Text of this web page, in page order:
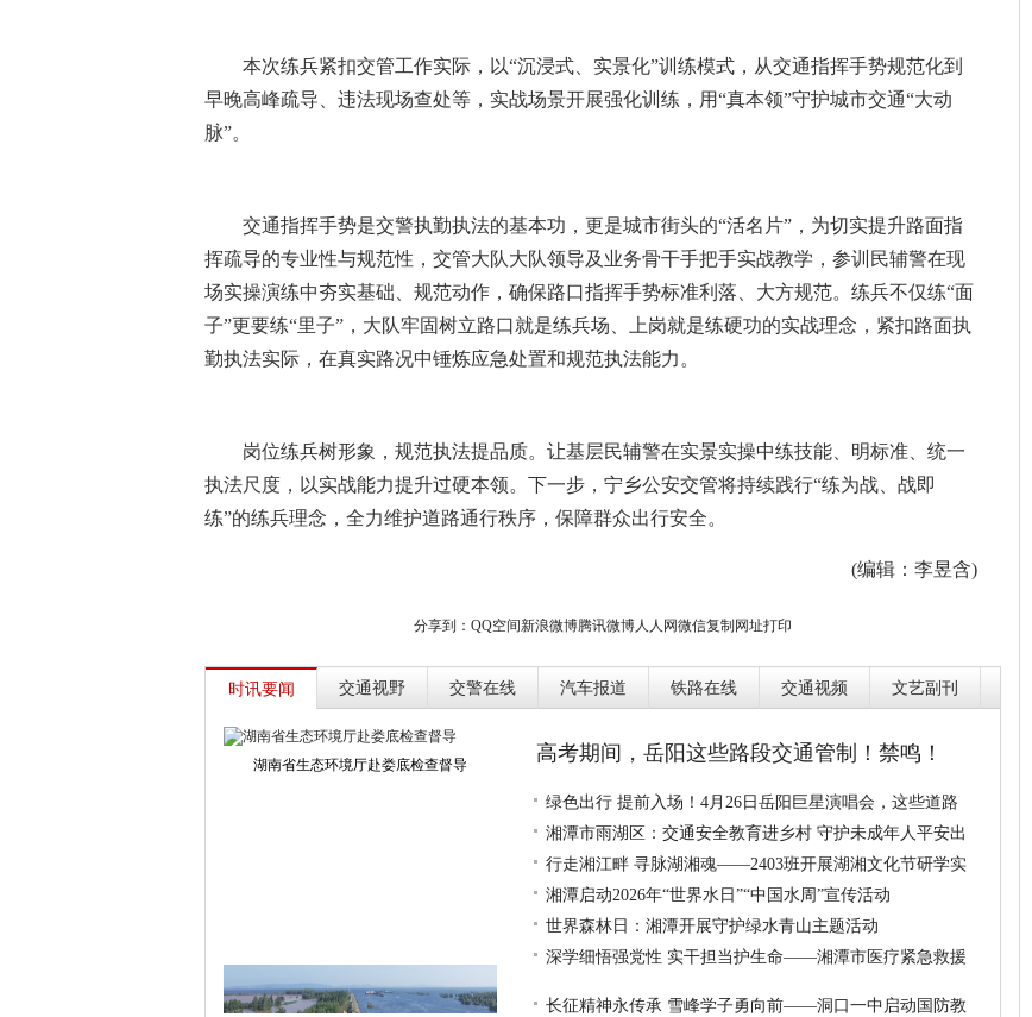
本次练兵紧扣交管工作实际，以“沉浸式、实景化”训练模式，从交通指挥手势规范化到
早晚高峰疏导、违法现场查处等，实战场景开展强化训练，用“真本领”守护城市交通“大动
脉”。
交通指挥手势是交警执勤执法的基本功，更是城市街头的“活名片”，为切实提升路面指
挥疏导的专业性与规范性，交管大队大队领导及业务骨干手把手实战教学，参训民辅警在现
场实操演练中夯实基础、规范动作，确保路口指挥手势标准利落、大方规范。练兵不仅练“面
子”更要练“里子”，大队牢固树立路口就是练兵场、上岗就是练硬功的实战理念，紧扣路面执
勤执法实际，在真实路况中锤炼应急处置和规范执法能力。
岗位练兵树形象，规范执法提品质。让基层民辅警在实景实操中练技能、明标准、统一
执法尺度，以实战能力提升过硬本领。下一步，宁乡公安交管将持续践行“练为战、战即
练”的练兵理念，全力维护道路通行秩序，保障群众出行安全。
(编辑：李昱含)
分享到： QQ空间新浪微博腾讯微博人人网微信复制网址打印
时讯要闻 交通视野 交警在线 汽车报道 铁路在线 交通视频 文艺副刊
湖南省生态环境厅赴娄底检查督导 高考期间，岳阳这些路段交通管制！禁鸣！
绿色出行 提前入场！4月26日岳阳巨星演唱会，这些道路
湘潭市雨湖区：交通安全教育进乡村 守护未成年人平安出
行走湘江畔 寻脉湖湘魂——2403班开展湖湘文化节研学实
湘潭启动2026年“世界水日”“中国水周”宣传活动
世界森林日：湘潭开展守护绿水青山主题活动
深学细悟强党性 实干担当护生命——湘潭市医疗紧急救援
长征精神永传承 雪峰学子勇向前——洞口一中启动国防教